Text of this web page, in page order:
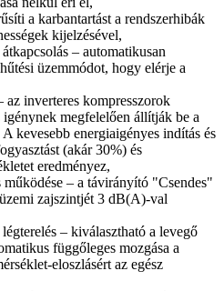
a karbantartást a rendszerhibák
kijelzésével,
– automatikusan
üzemmódot, hogy elérje a
az inverteres kompresszorok
megfelelően állítják be a
kevesebb energiaigényes indítás és
(akár 30%) és
eredményez,
működése – a távirányító "Csendes"
zajszintjét 3 dB(A)-val
– kiválasztható a levegő
függőleges mozgása a
eloszlásért az egész